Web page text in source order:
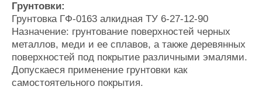
Судостроение
Пульс
Новости
Компании
Репутация
Работа
Доска объявлений
Продажа флота
Оборудование
Изделия
Материалы
Грунтовки:
Грунтовка ГФ-0163 алкидная ТУ 6-27-12-90
Назначение: грунтование поверхностей черных
металлов, меди и ее сплавов, а также деревянных
поверхностей под покрытие различными эмалями.
Допускаеся применение грунтовки как
самостоятельного покрытия.